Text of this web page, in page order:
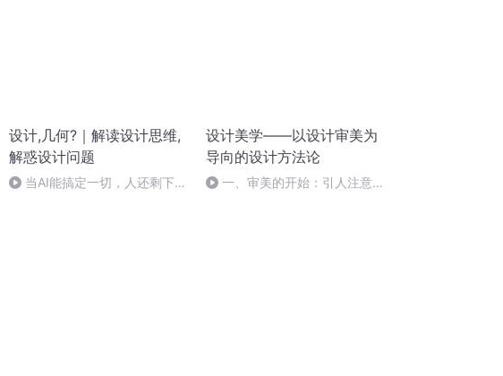
设计,几何?｜解读设计思维,
解惑设计问题
当AI能搞定一切，人还剩下什
设计美学——以设计审美为
导向的设计方法论
一、审美的开始：引人注意的